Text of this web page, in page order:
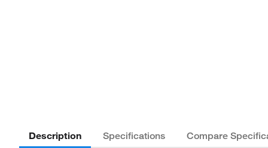
Description Specifications Compare